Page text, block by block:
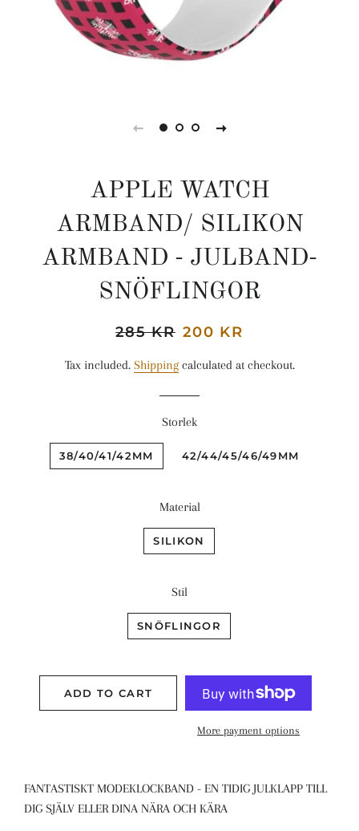
APPLE WATCH
ARMBAND/ SILIKON
ARMBAND - JULBAND-
SNÖFLINGOR
Regular
285 KR Sale
200 KR
Tax included. Shippingcalculated at checkout.
Storlek
38/40/41/42MM 42/44/45/46/49MM
Material
SILIKON
Stil
SNÖFLINGOR
ADD TO CART
More payment options
FANTASTISKT MODEKLOCKBAND - EN TIDIG JULKLAPP TILL
DIG SJÄLV ELLER DINA NÄRA OCH KÄRA